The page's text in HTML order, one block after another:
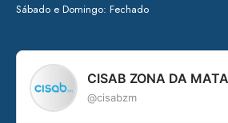
Sábado e Domingo: Fechado
CISAB ZONA DA MATA
@cisabzm